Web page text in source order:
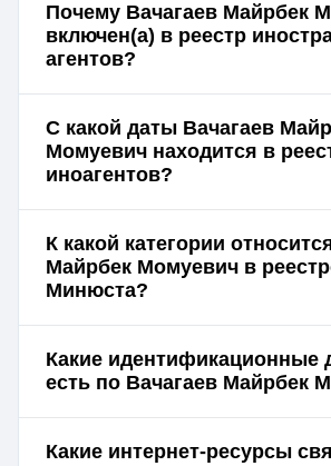
Почему Вачагаев Майрбек
включен(а) в реестр
агентов?
С какой даты Вачагаев
Момуевич находится в
иноагентов?
К какой категории
Майрбек Момуевич в
Минюста?
Какие идентификационные
есть по Вачагаев Майрбек
Какие интернет-ресурсы